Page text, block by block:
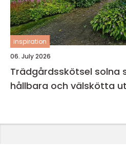
inspiration
06. July 2026
Trädgårdsskötsel solna så skapar man
hållbara och välskötta